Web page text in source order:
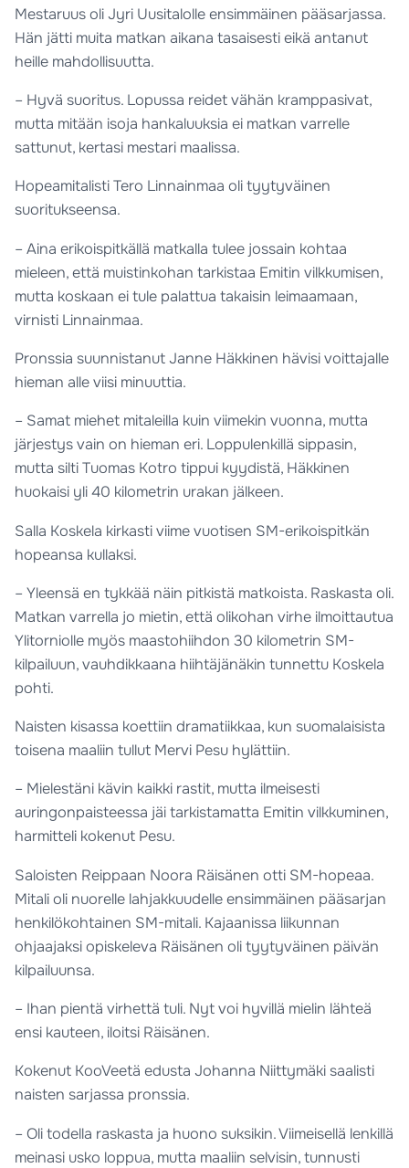
Mestaruus oli Jyri Uusitalolle ensimmäinen pääsarjassa.
Hän jätti muita matkan aikana tasaisesti eikä antanut
heille mahdollisuutta.
– Hyvä suoritus. Lopussa reidet vähän kramppasivat,
mutta mitään isoja hankaluuksia ei matkan varrelle
sattunut, kertasi mestari maalissa.
Hopeamitalisti Tero Linnainmaa oli tyytyväinen
suoritukseensa.
– Aina erikoispitkällä matkalla tulee jossain kohtaa
mieleen, että muistinkohan tarkistaa Emitin vilkkumisen,
mutta koskaan ei tule palattua takaisin leimaamaan,
virnisti Linnainmaa.
Pronssia suunnistanut Janne Häkkinen hävisi voittajalle
hieman alle viisi minuuttia.
– Samat miehet mitaleilla kuin viimekin vuonna, mutta
järjestys vain on hieman eri. Loppulenkillä sippasin,
mutta silti Tuomas Kotro tippui kyydistä, Häkkinen
huokaisi yli 40 kilometrin urakan jälkeen.
Salla Koskela kirkasti viime vuotisen SM-erikoispitkän
hopeansa kullaksi.
– Yleensä en tykkää näin pitkistä matkoista. Raskasta oli.
Matkan varrella jo mietin, että olikohan virhe ilmoittautua
Ylitorniolle myös maastohiihdon 30 kilometrin SM-
kilpailuun, vauhdikkaana hiihtäjänäkin tunnettu Koskela
pohti.
Naisten kisassa koettiin dramatiikkaa, kun suomalaisista
toisena maaliin tullut Mervi Pesu hylättiin.
– Mielestäni kävin kaikki rastit, mutta ilmeisesti
auringonpaisteessa jäi tarkistamatta Emitin vilkkuminen,
harmitteli kokenut Pesu.
Saloisten Reippaan Noora Räisänen otti SM-hopeaa.
Mitali oli nuorelle lahjakkuudelle ensimmäinen pääsarjan
henkilökohtainen SM-mitali. Kajaanissa liikunnan
ohjaajaksi opiskeleva Räisänen oli tyytyväinen päivän
kilpailuunsa.
– Ihan pientä virhettä tuli. Nyt voi hyvillä mielin lähteä
ensi kauteen, iloitsi Räisänen.
Kokenut KooVeetä edusta Johanna Niittymäki saalisti
naisten sarjassa pronssia.
– Oli todella raskasta ja huono suksikin. Viimeisellä lenkillä
meinasi usko loppua, mutta maaliin selvisin, tunnusti